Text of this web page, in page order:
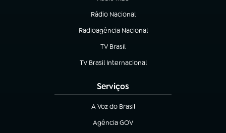
Rádio Nacional
Radioagência Nacional
(abre em nova aba)
TV Brasil
(abre em nova aba)
TV Brasil Internacional
(abre em nova aba)
Serviços
A Voz do Brasil
(abre em nova aba)
Agência GOV
(abre em nova aba)